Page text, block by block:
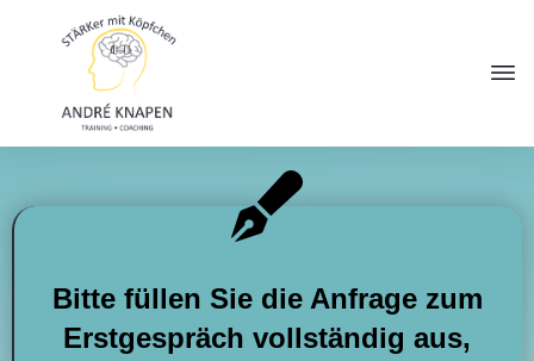
Bitte füllen Sie die Anfrage zum
Erstgespräch vollständig aus,